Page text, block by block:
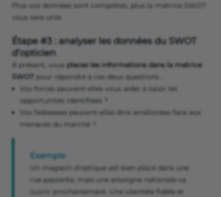
Plus vos données sont complètes, plus la matrice SWOT
vous sera utile.
Étape #3 : analyser les données du SWOT
d’opticien
À présent, vous placez les informations dans la matrice
SWOT pour répondre à ces deux questions :
Vos forces peuvent-elles vous aider à saisir les
opportunités identifiées ?
Vos faiblesses peuvent-elles être améliorées face aux
menaces du marché ?
Exemple
Un magasin d'optique est bien placé dans une
rue passante, mais une enseigne nationale va
ouvrir prochainement. Une clientèle fidèle et